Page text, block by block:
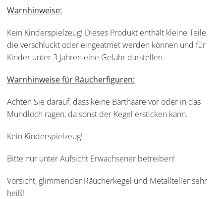
Warnhinweise:
Kein Kinderspielzeug! Dieses Produkt enthält kleine Teile,
die verschluckt oder eingeatmet werden können und für
Kinder unter 3 Jahren eine Gefahr darstellen.
Warnhinweise für Räucherfiguren:
Achten Sie darauf, dass keine Barthaare vor oder in das
Mundloch ragen, da sonst der Kegel ersticken kann.
Kein Kinderspielzeug!
Bitte nur unter Aufsicht Erwachsener betreiben!
Vorsicht, glimmender Räucherkegel und Metallteller sehr
heiß!